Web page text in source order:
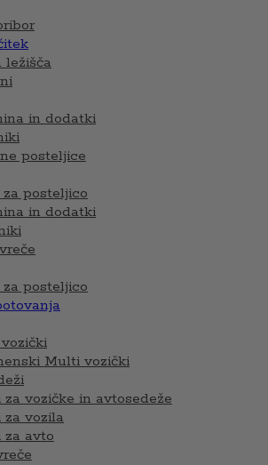
ležišča
in dodatki
posteljice
posteljico
in dodatki
posteljico
Multi vozički
vozičke in avtosedeže
vozila
za avto